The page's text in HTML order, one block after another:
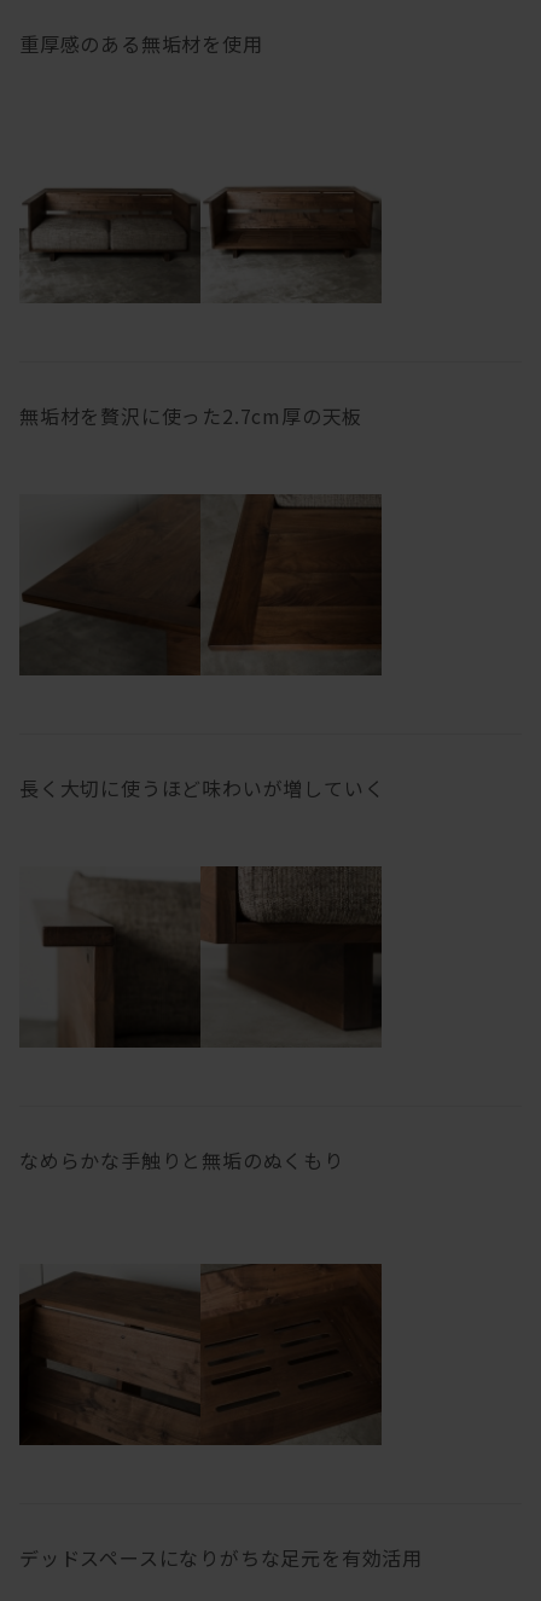
重厚感のある無垢材を使用
無垢材を贅沢に使った2.7cm厚の天板
長く大切に使うほど味わいが増していく
なめらかな手触りと無垢のぬくもり
デッドスペースになりがちな足元を有効活用